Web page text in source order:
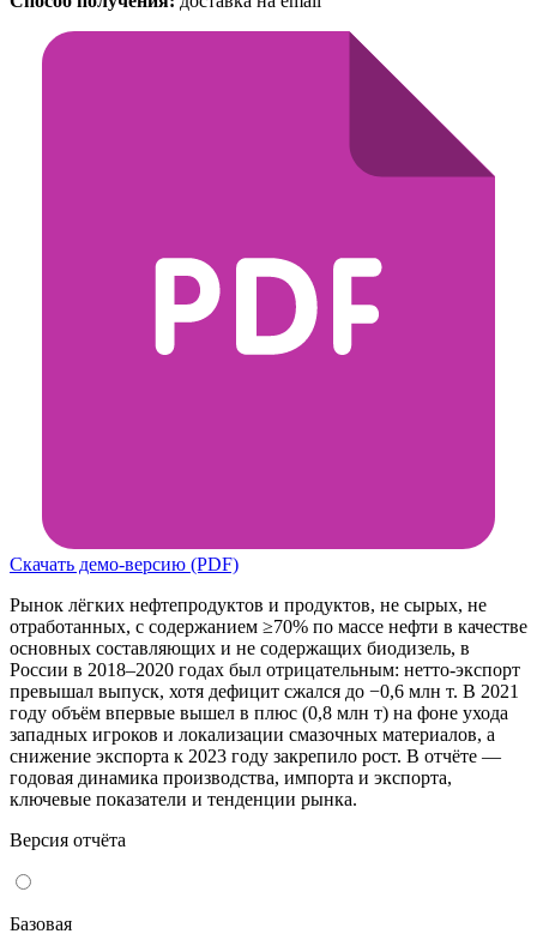
Скачать демо-версию (PDF)
Рынок лёгких нефтепродуктов и продуктов, не сырых, не
отработанных, с содержанием ≥70% по массе нефти в качестве
основных составляющих и не содержащих биодизель, в
России в 2018–2020 годах был отрицательным: нетто-экспорт
превышал выпуск, хотя дефицит сжался до −0,6 млн т. В 2021
году объём впервые вышел в плюс (0,8 млн т) на фоне ухода
западных игроков и локализации смазочных материалов, а
снижение экспорта к 2023 году закрепило рост. В отчёте —
годовая динамика производства, импорта и экспорта,
ключевые показатели и тенденции рынка.
Версия отчёта
Базовая